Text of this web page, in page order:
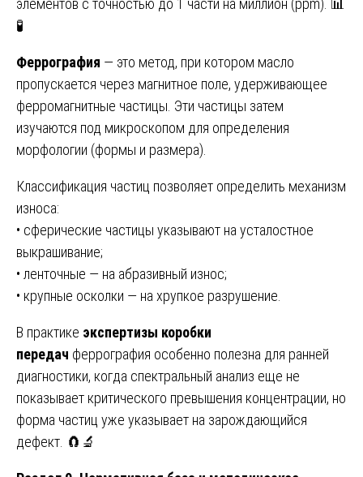
элементов с точностью до 1 части на миллион (ppm). 📊
🧪
Феррография — это метод, при котором масло
пропускается через магнитное поле, удерживающее
ферромагнитные частицы. Эти частицы затем
изучаются под микроскопом для определения
морфологии (формы и размера).
Классификация частиц позволяет определить механизм
износа:
• сферические частицы указывают на усталостное
выкрашивание;
• ленточные — на абразивный износ;
• крупные осколки — на хрупкое разрушение.
В практике экспертизы коробки
передач феррография особенно полезна для ранней
диагностики, когда спектральный анализ еще не
показывает критического превышения концентрации, но
форма частиц уже указывает на зарождающийся
дефект. 🧲🔬